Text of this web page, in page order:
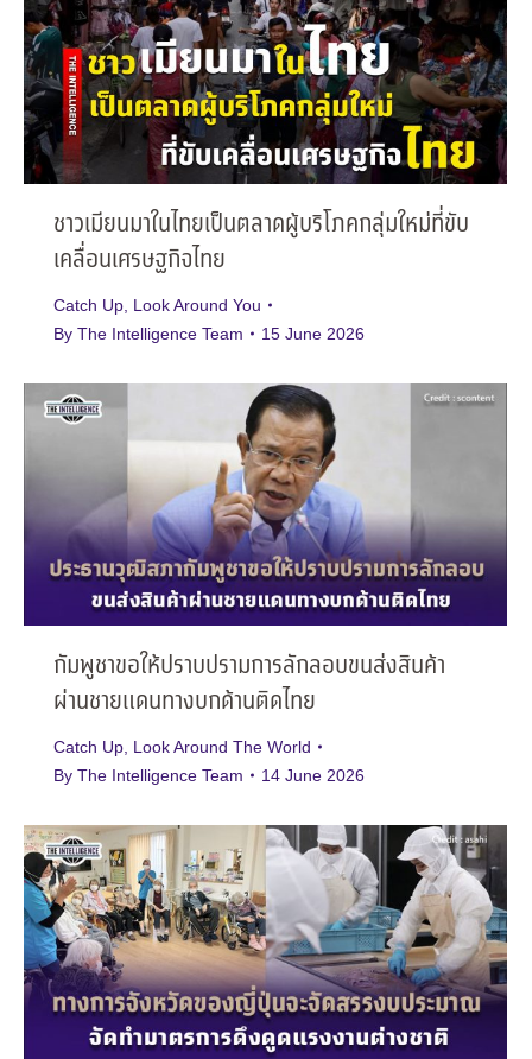
ชาวเมียนมาในไทยเป็นตลาดผู้บริโภคกลุ่มใหม่ที่ขับ
เคลื่อนเศรษฐกิจไทย
Catch Up Look Around You
By The Intelligence Team 15 June 2026
กัมพูชาขอให้ปราบปรามการลักลอบขนส่งสินค้า
ผ่านชายแดนทางบกด้านติดไทย
Catch Up Look Around The World
By The Intelligence Team 14 June 2026